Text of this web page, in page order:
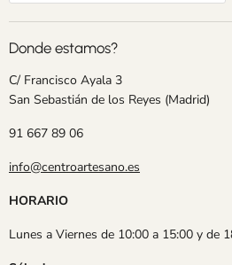
Donde estamos?
C/ Francisco Ayala 3
San Sebastián de los Reyes (Madrid)
91 667 89 06
info@centroartesano.es
HORARIO
Lunes a Viernes de 10:00 a 15:00 y de